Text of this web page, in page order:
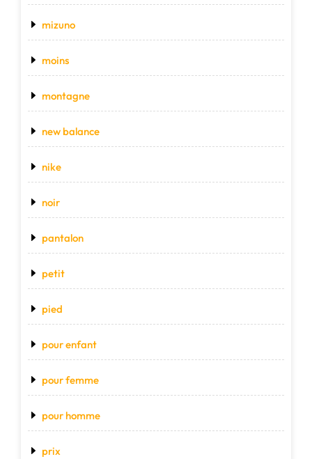
mizuno
moins
montagne
new balance
nike
noir
pantalon
petit
pied
pour enfant
pour femme
pour homme
prix